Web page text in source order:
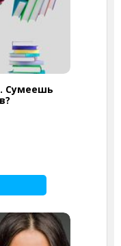
Сумеешь